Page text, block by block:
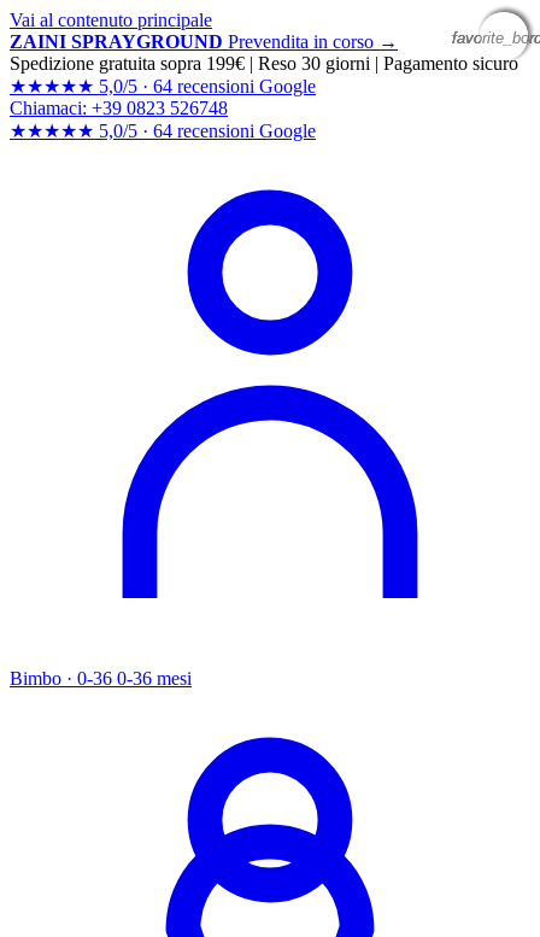
Vai al contenuto principale
ZAINI SPRAYGROUND Prevendita in corso →
Spedizione gratuita sopra 199€ | Reso 30 giorni | Pagamento sicuro
★★★★★ 5,0/5 · 64 recensioni Google
Chiamaci: +39 0823 526748
★★★★★ 5,0/5 · 64 recensioni Google
Bimbo · 0-36 0-36 mesi